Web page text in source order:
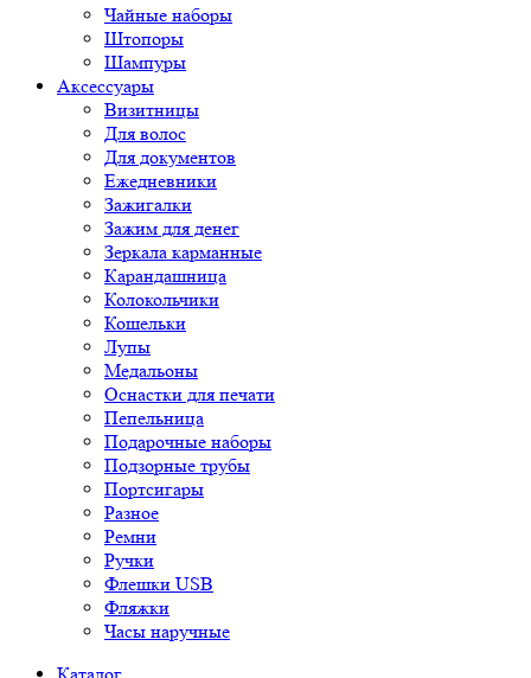
Чайные наборы
Штопоры
Шампуры
Аксессуары
Визитницы
Для волос
Для документов
Ежедневники
Зажигалки
Зажим для денег
Зеркала карманные
Карандашница
Колокольчики
Кошельки
Лупы
Медальоны
Оснастки для печати
Пепельница
Подарочные наборы
Подзорные трубы
Портсигары
Разное
Ремни
Ручки
Флешки USB
Фляжки
Часы наручные